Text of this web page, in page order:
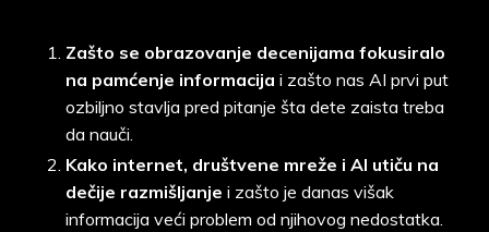
Zašto se obrazovanje decenijama fokusiralo
na pamćenje informacija i zašto nas AI prvi put
ozbiljno stavlja pred pitanje šta dete zaista treba
da nauči.
Kako internet, društvene mreže i AI utiču na
dečije razmišljanje i zašto je danas višak
informacija veći problem od njihovog nedostatka.